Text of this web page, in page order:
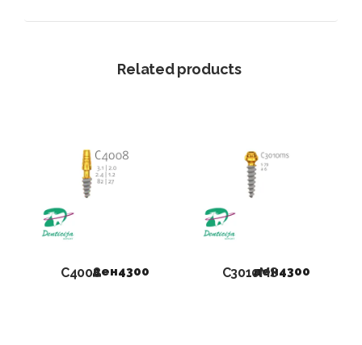
Related products
C4008ден4300 C3010MS
ден4300